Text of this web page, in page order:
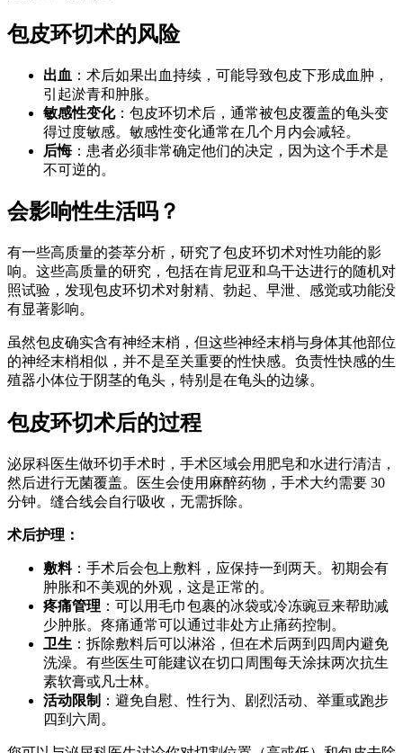
包皮环切术的风险
出血 ：术后如果出血持续，可能导致包皮下形成血肿，
引起淤青和肿胀。
敏感性变化：包皮环切术后，通常被包皮覆盖的龟头变
得过度敏感。敏感性变化通常在几个月内会减轻。
后悔：患者必须非常确定他们的决定，因为这个手术是
不可逆的。
会影响性生活吗？
有一些高质量的荟萃分析，研究了包皮环切术对性功能的影
响。这些高质量的研究，包括在肯尼亚和乌干达进行的随机对
照试验，发现包皮环切术对射精、勃起、早泄、感觉或功能没
有显著影响。
虽然包皮确实含有神经末梢，但这些神经末梢与身体其他部位
的神经末梢相似，并不是至关重要的性快感。负责性快感的生
殖器小体位于阴茎的龟头，特别是在龟头的边缘。
包皮环切术后的过程
泌尿科医生做环切手术时，手术区域会用肥皂和水进行清洁，
然后进行无菌覆盖。医生会使用麻醉药物，手术大约需要 30
分钟。缝合线会自行吸收，无需拆除。
术后护理：
敷料：手术后会包上敷料，应保持一到两天。初期会有
肿胀和不美观的外观，这是正常的。
疼痛管理 ：可以用毛巾包裹的冰袋或冷冻豌豆来帮助减
少肿胀。疼痛通常可以通过非处方止痛药控制。
卫生 ：拆除敷料后可以淋浴，但在术后两到四周内避免
洗澡。有些医生可能建议在切口周围每天涂抹两次抗生
素软膏或凡士林。
活动限制 ：避免自慰、性行为、剧烈活动、举重或跑步
四到六周。